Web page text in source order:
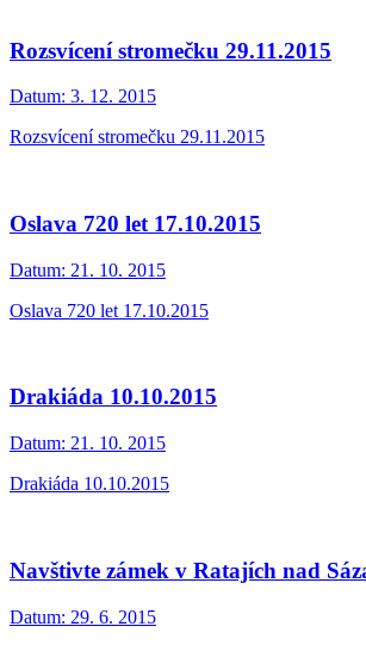
Rozsvícení stromečku 29.11.2015
Datum: 3. 12. 2015
Rozsvícení stromečku 29.11.2015
Oslava 720 let 17.10.2015
Datum: 21. 10. 2015
Oslava 720 let 17.10.2015
Drakiáda 10.10.2015
Datum: 21. 10. 2015
Drakiáda 10.10.2015
Navštivte zámek v Ratajích nad
Datum: 29. 6. 2015